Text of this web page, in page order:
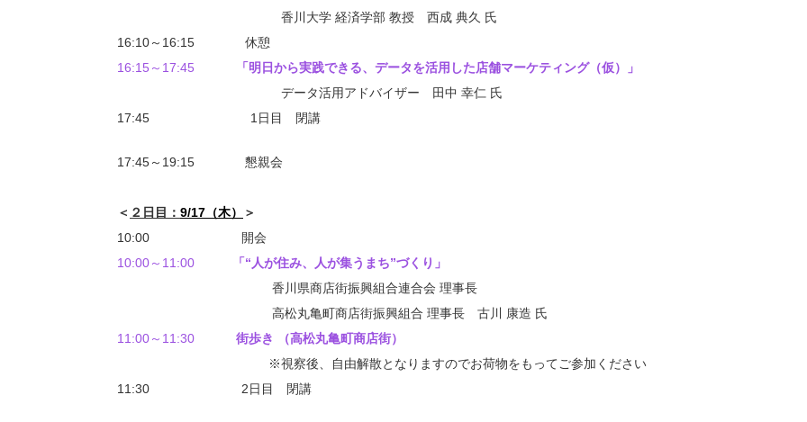
香川大学 経済学部 教授 西成 典久 氏
16:10～16:15 休憩
16:15～17:45
「明日から実践できる、データを活用した店舗マーケティング（仮）」
データ活用アドバイザー 田中 幸仁 氏
17:45 1日目 閉講
17:45～19:15 懇親会
＜ ２日目： 9/17（木）
＞
10:00 開会
10:00～11:00
「“人が住み、人が集うまち”づくり」
香川県商店街振興組合連合会 理事長
高松丸亀町商店街振興組合 理事長 古川 康造 氏
11:00～11:30 街歩き （高松丸亀町商店街）
※視察後、自由解散となりますのでお荷物をもってご参加ください
11:30 2日目 閉講